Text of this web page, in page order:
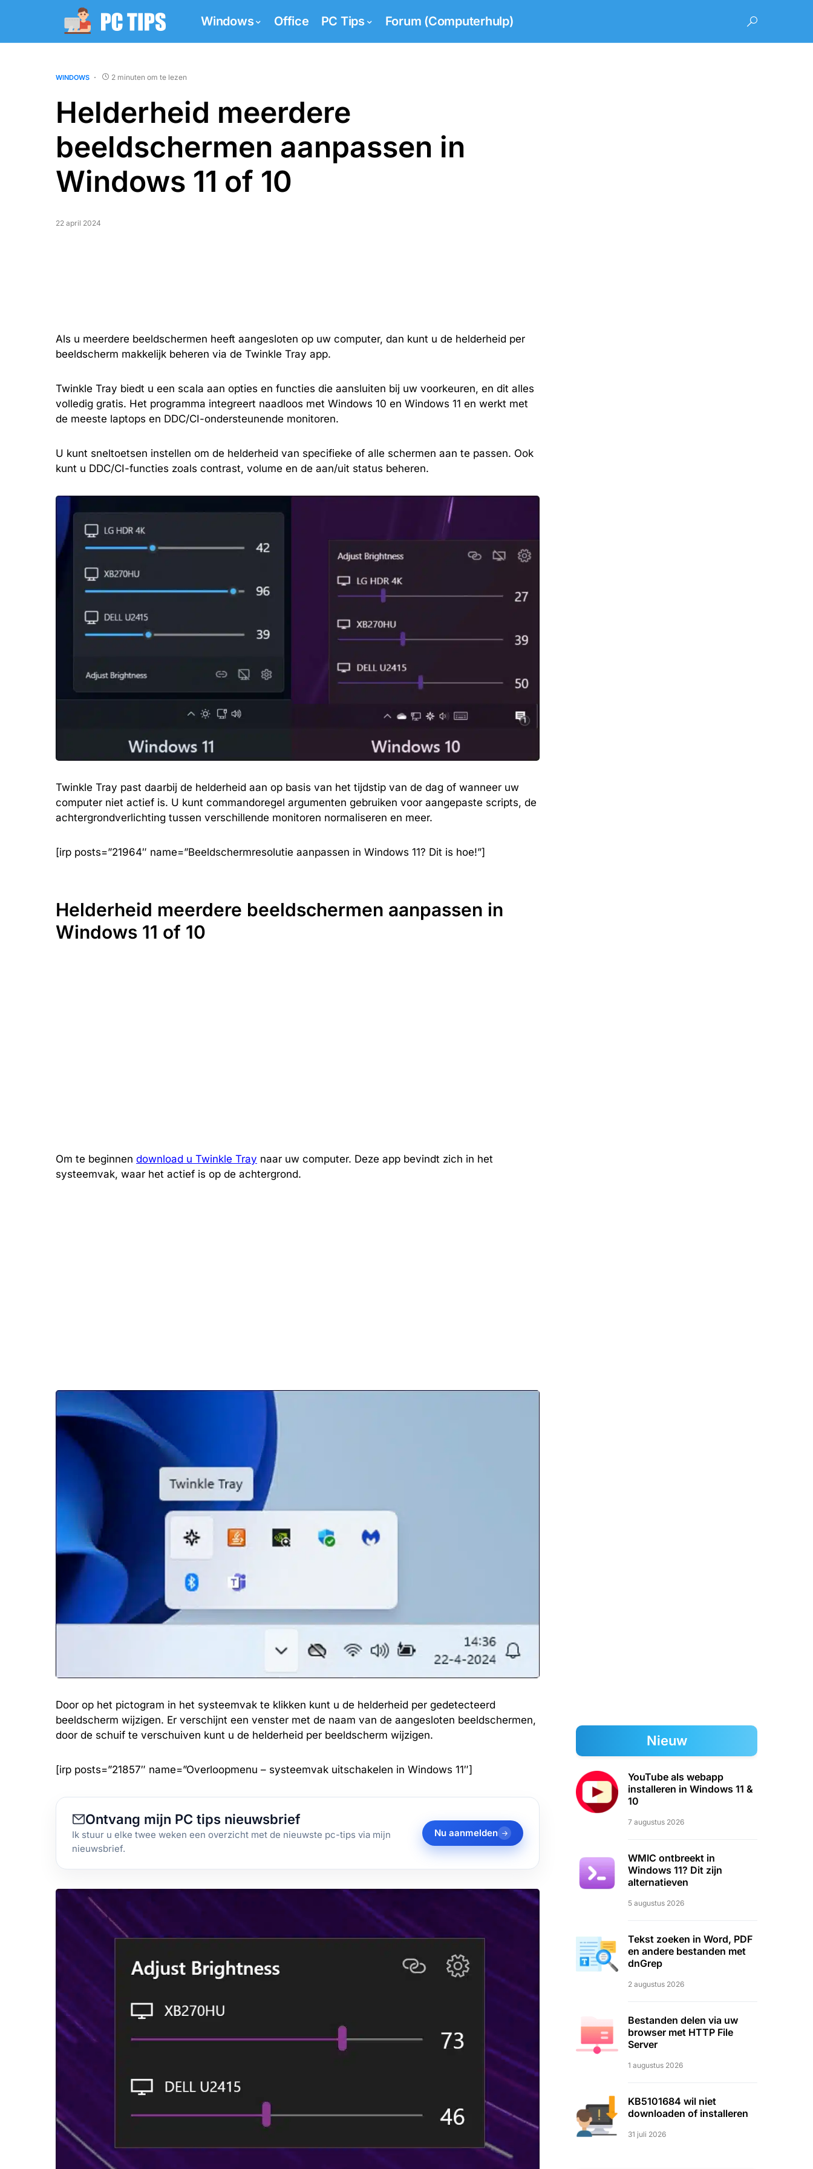
Windows Office PC Tips Forum (Computerhulp)
WINDOWS 2 minuten om te lezen
Helderheid meerdere
beeldschermen aanpassen in
Windows 11 of 10
22 april 2024
Als u meerdere beeldschermen heeft aangesloten op uw computer, dan kunt u de helderheid per
beeldscherm makkelijk beheren via de Twinkle Tray app.
Twinkle Tray biedt u een scala aan opties en functies die aansluiten bij uw voorkeuren, en dit alles
volledig gratis. Het programma integreert naadloos met Windows 10 en Windows 11 en werkt met
de meeste laptops en DDC/CI-ondersteunende monitoren.
U kunt sneltoetsen instellen om de helderheid van specifieke of alle schermen aan te passen. Ook
kunt u DDC/CI-functies zoals contrast, volume en de aan/uit status beheren.
Twinkle Tray past daarbij de helderheid aan op basis van het tijdstip van de dag of wanneer uw
computer niet actief is. U kunt commandoregel argumenten gebruiken voor aangepaste scripts, de
achtergrondverlichting tussen verschillende monitoren normaliseren en meer.
[irp posts=”21964″ name=”Beeldschermresolutie aanpassen in Windows 11? Dit is hoe!”]
Helderheid meerdere beeldschermen aanpassen in
Windows 11 of 10
Om te beginnen download u Twinkle Tray naar uw computer. Deze app bevindt zich in het
systeemvak, waar het actief is op de achtergrond.
Door op het pictogram in het systeemvak te klikken kunt u de helderheid per gedetecteerd
beeldscherm wijzigen. Er verschijnt een venster met de naam van de aangesloten beeldschermen,
door de schuif te verschuiven kunt u de helderheid per beeldscherm wijzigen.
[irp posts=”21857″ name=”Overloopmenu – systeemvak uitschakelen in Windows 11″]
Ontvang mijn PC tips nieuwsbrief
Ik stuur u elke twee weken een overzicht met de nieuwste pc-tips via mijn
nieuwsbrief.
Nu aanmelden
Nieuw
YouTube als webapp
installeren in Windows 11 &
10
7 augustus 2026
WMIC ontbreekt in
Windows 11? Dit zijn
alternatieven
5 augustus 2026
Tekst zoeken in Word, PDF
en andere bestanden met
dnGrep
2 augustus 2026
Bestanden delen via uw
browser met HTTP File
Server
1 augustus 2026
KB5101684 wil niet
downloaden of installeren
31 juli 2026